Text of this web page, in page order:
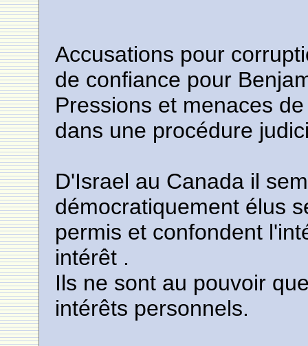
Accusations pour
de confiance pour
Pressions et menaces
dans une procédure
D'Israel au Canada il
démocratiquement élus
permis et confondent
intérêt .
Ils ne sont au pouvoir
intérêts personnels.